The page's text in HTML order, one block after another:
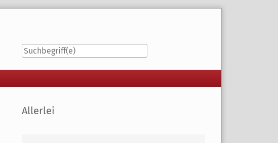
Seitenleiste
Allerlei